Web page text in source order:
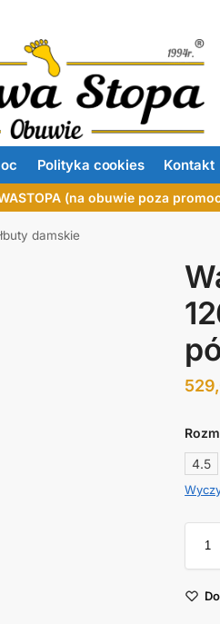
Polityka cookies Kontakt
(na obuwie poza
damskie
4.5